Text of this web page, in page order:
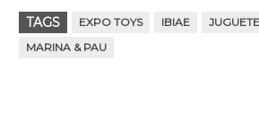
TAGS EXPO TOYS IBIAE
MARINA & PAU